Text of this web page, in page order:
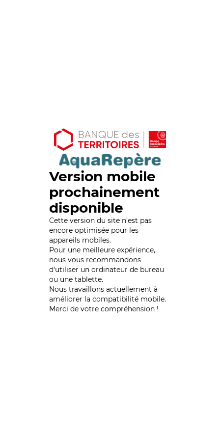
Version mobile
prochainement
disponible
Cette version du site n’est pas
encore optimisée pour les
appareils mobiles.
Pour une meilleure expérience,
nous vous recommandons
d'utiliser un ordinateur de bureau
ou une tablette.
Nous travaillons actuellement à
améliorer la compatibilité mobile.
Merci de votre compréhension !